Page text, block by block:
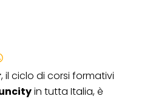
, il ciclo di corsi formativi
in tutta Italia, è